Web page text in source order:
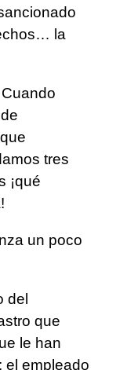
la
tres
¡qué
un poco
del
que
le han
el empleado